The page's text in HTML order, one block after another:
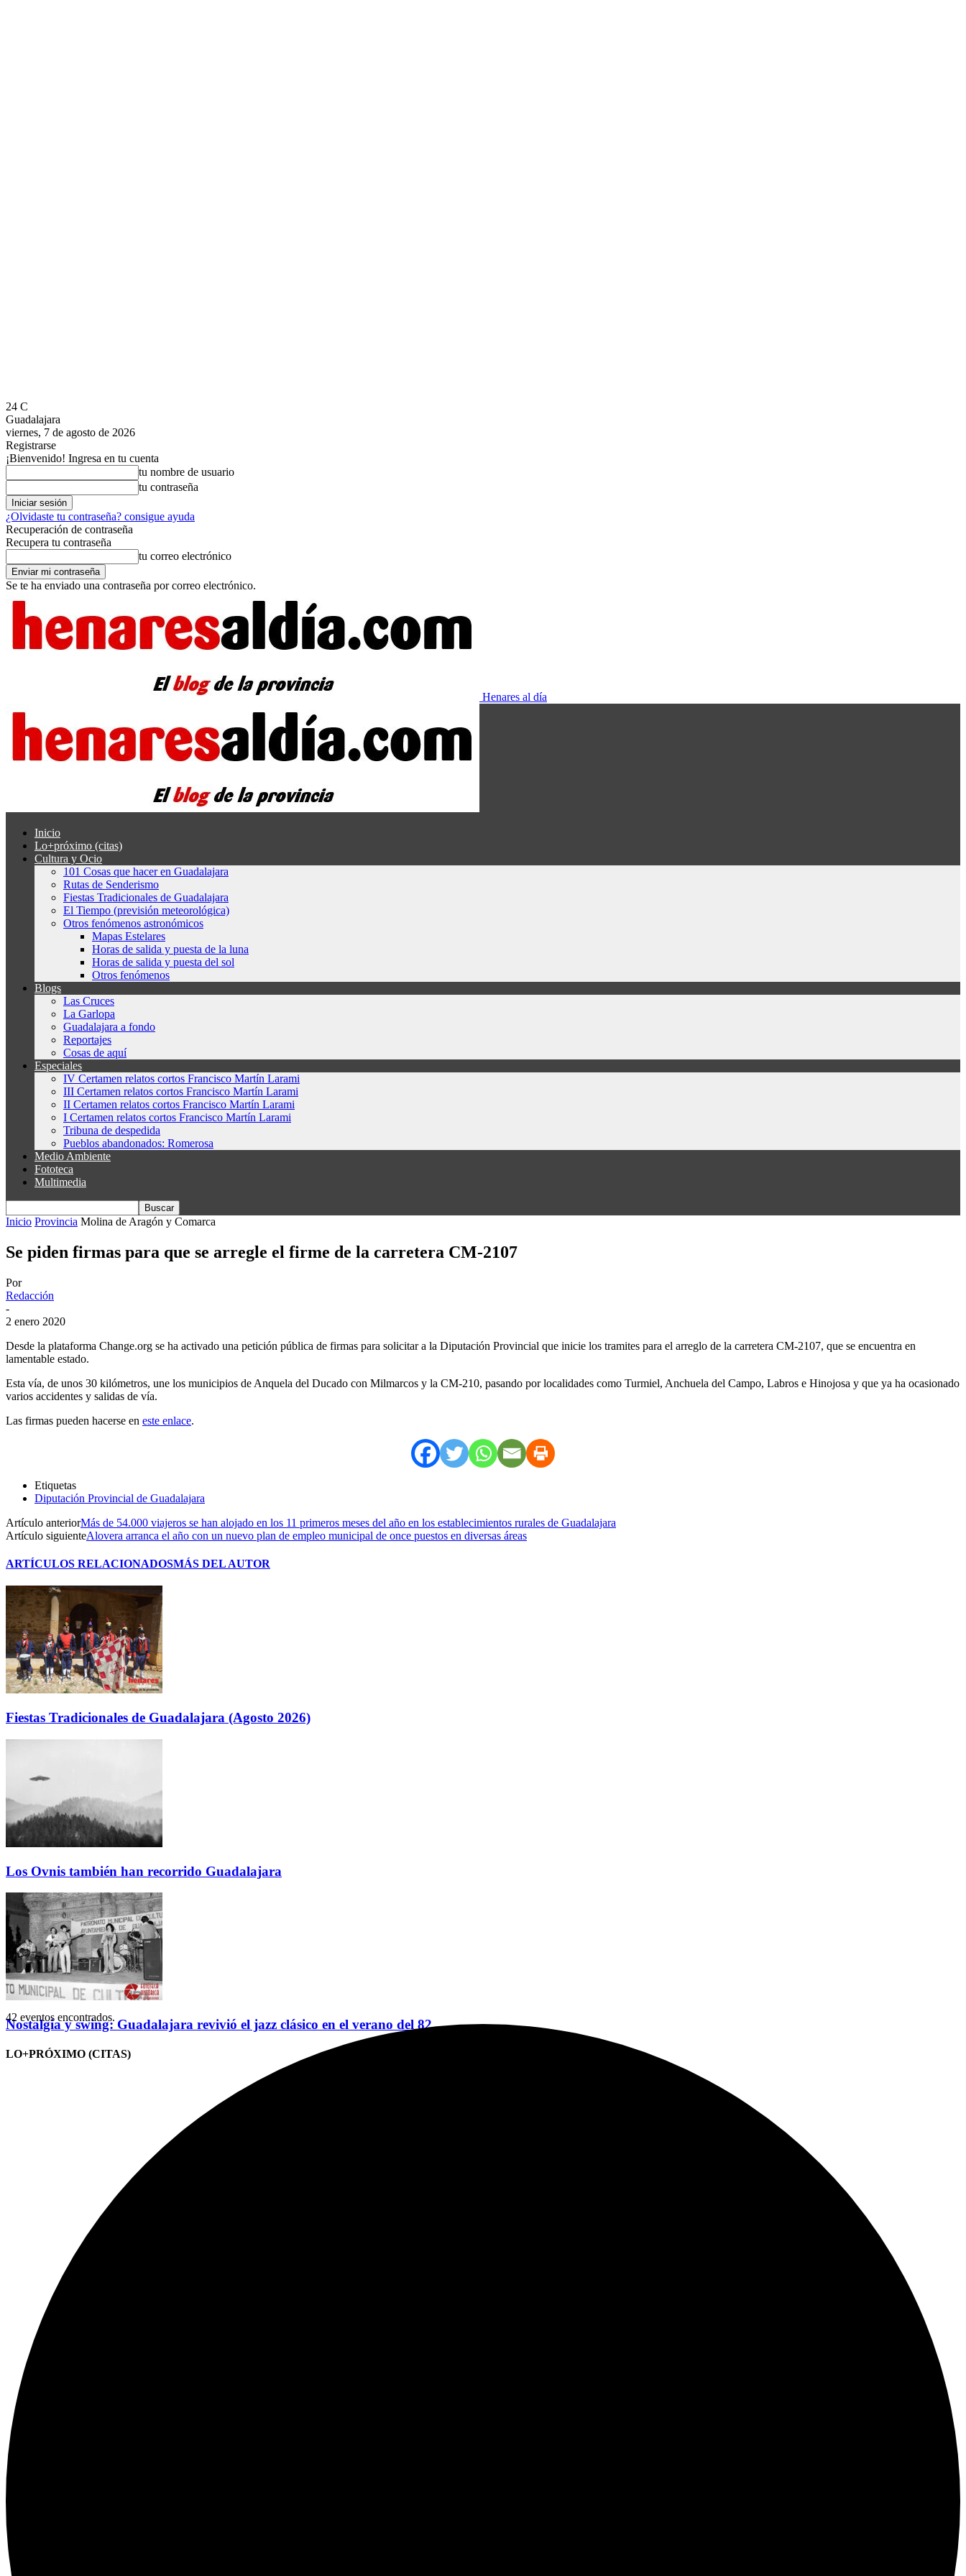
24 C
Guadalajara
viernes, 7 de agosto de 2026
Registrarse
¡Bienvenido! Ingresa en tu cuenta
tu nombre de usuario
tu contraseña
¿Olvidaste tu contraseña? consigue ayuda
Recuperación de contraseña
Recupera tu contraseña
tu correo electrónico
Se te ha enviado una contraseña por correo electrónico.
Henares al día
Inicio
Lo+próximo (citas)
Cultura y Ocio
101 Cosas que hacer en Guadalajara
Rutas de Senderismo
Fiestas Tradicionales de Guadalajara
El Tiempo (previsión meteorológica)
Otros fenómenos astronómicos
Mapas Estelares
Horas de salida y puesta de la luna
Horas de salida y puesta del sol
Otros fenómenos
Blogs
Las Cruces
La Garlopa
Guadalajara a fondo
Reportajes
Cosas de aquí
Especiales
IV Certamen relatos cortos Francisco Martín Larami
III Certamen relatos cortos Francisco Martín Larami
II Certamen relatos cortos Francisco Martín Larami
I Certamen relatos cortos Francisco Martín Larami
Tribuna de despedida
Pueblos abandonados: Romerosa
Medio Ambiente
Fototeca
Multimedia
Inicio Provincia Molina de Aragón y Comarca
Se piden firmas para que se arregle el firme de la carretera CM-2107
Por
Redacción
-
2 enero 2020
Desde la plataforma Change.org se ha activado una petición pública de firmas para solicitar a la Diputación Provincial que inicie los tramites para el arreglo de la carretera CM-2107, que se encuentra en
lamentable estado.
Esta vía, de unos 30 kilómetros, une los municipios de Anquela del Ducado con Milmarcos y la CM-210, pasando por localidades como Turmiel, Anchuela del Campo, Labros e Hinojosa y que ya ha ocasionado
varios accidentes y salidas de vía.
Las firmas pueden hacerse en este enlace.
Etiquetas
Diputación Provincial de Guadalajara
Artículo anteriorMás de 54.000 viajeros se han alojado en los 11 primeros meses del año en los establecimientos rurales de Guadalajara
Artículo siguienteAlovera arranca el año con un nuevo plan de empleo municipal de once puestos en diversas áreas
ARTÍCULOS RELACIONADOSMÁS DEL AUTOR
Fiestas Tradicionales de Guadalajara (Agosto 2026)
Los Ovnis también han recorrido Guadalajara
Nostalgia y swing: Guadalajara revivió el jazz clásico en el verano del 82
LO+PRÓXIMO (CITAS)
42 eventos encontrados.